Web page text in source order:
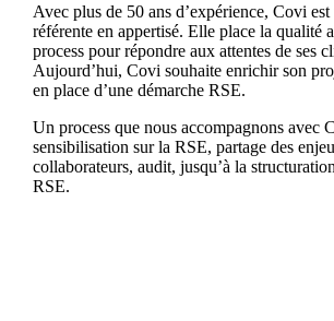
Avec plus de 50 ans d’expérience, Covi est
référente en appertisé. Elle place la qualité
process pour répondre aux attentes de ses
Aujourd’hui, Covi souhaite enrichir son
en place d’une démarche RSE.
Un process que nous accompagnons avec
sensibilisation sur la RSE, partage des
collaborateurs, audit, jusqu’à la
RSE.